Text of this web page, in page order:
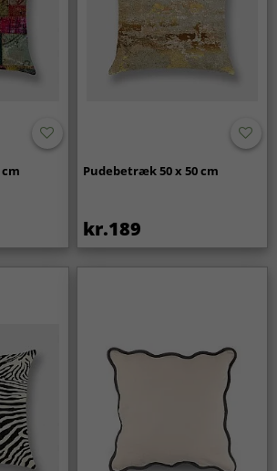
Pudebetræk 50 x 50 cm
kr.189